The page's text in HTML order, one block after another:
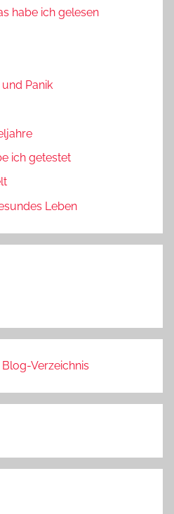
habe ich gelesen
Panik
ich getestet
Leben